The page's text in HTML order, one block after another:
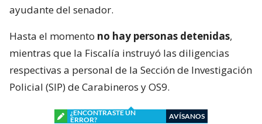
ayudante del senador.
Hasta el momento no hay personas detenidas,
mientras que la Fiscalía instruyó las diligencias
respectivas a personal de la Sección de Investigación
Policial (SIP) de Carabineros y OS9.
¿ENCONTRASTE UN
ERROR?
AVÍSANOS